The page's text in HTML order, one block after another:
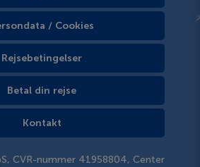
/ Cookies
Rejsebetingelser
Betal din rejse
Kontakt
CVR-nummer 41958804, Center